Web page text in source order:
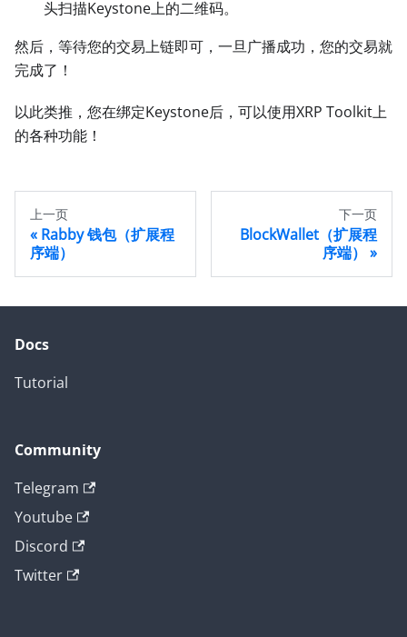
头扫描Keystone上的二维码。
然后，等待您的交易上链即可，一旦广播成功，您的交易就
完成了！
以此类推，您在绑定Keystone后，可以使用XRP Toolkit上
的各种功能！
上一页
Rabby 钱包（扩展程
序端）
下一页
BlockWallet（扩展程
序端）
Docs
Tutorial
Community
Telegram
Youtube
Discord
Twitter